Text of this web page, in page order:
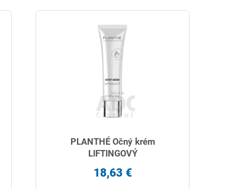
PLANTHÉ Očný krém
LIFTINGOVÝ
18,63 €